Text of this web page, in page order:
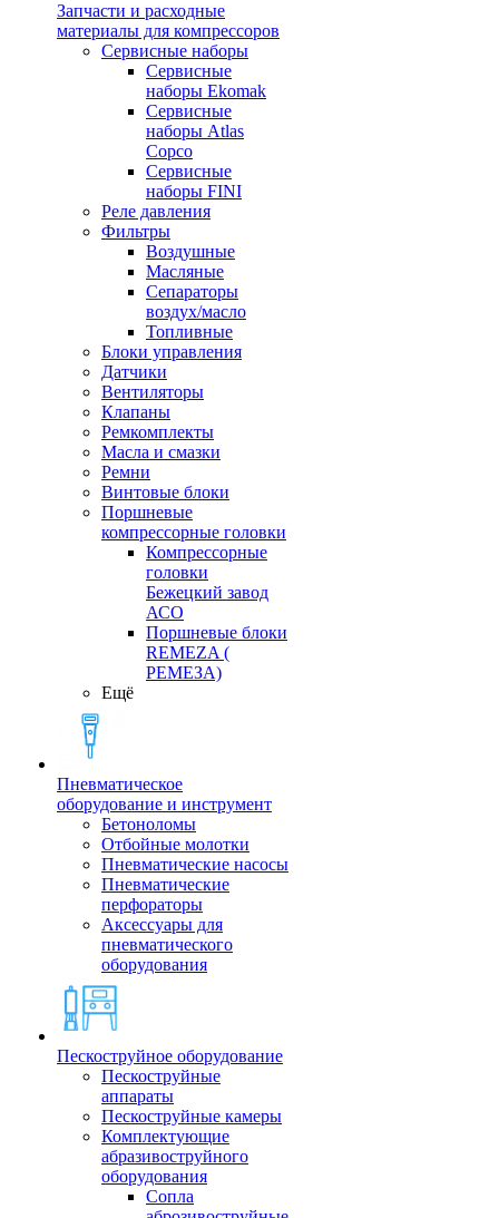
Запчасти и расходные
материалы для компрессоров
Cервисные наборы
Сервисные
наборы Ekomak
Cервисные
наборы Atlas
Copco
Сервисные
наборы FINI
Реле давления
Фильтры
Воздушные
Масляные
Сепараторы
воздух/масло
Топливные
Блоки управления
Датчики
Вентиляторы
Клапаны
Ремкомплекты
Масла и смазки
Ремни
Винтовые блоки
Поршневые
компрессорные головки
Компрессорные
головки
Бежецкий завод
АСО
Поршневые блоки
REMEZA (
РЕМЕЗА)
Ещё
Пневматическое
оборудование и инструмент
Бетоноломы
Отбойные молотки
Пневматические насосы
Пневматические
перфораторы
Аксессуары для
пневматического
оборудования
Пескоструйное оборудование
Пескоструйные
аппараты
Пескоструйные камеры
Комплектующие
абразивоструйного
оборудования
Сопла